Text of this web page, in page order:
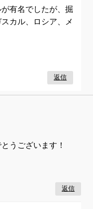
有名でしたが、掘
カル、ロシア、メ
返信
うございます！
返信